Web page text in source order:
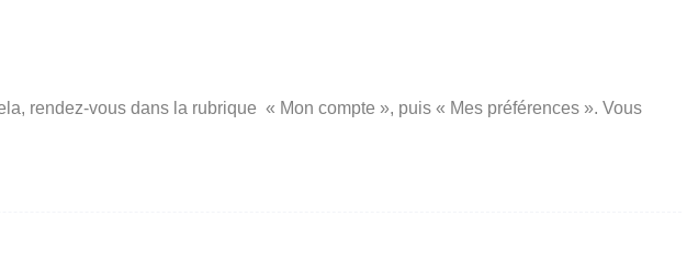
rendez-vous dans la rubrique « Mon compte », puis « Mes préférences ». Vous